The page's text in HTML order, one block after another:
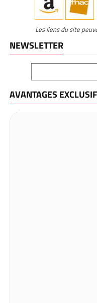
Les liens du site
NEWSLETTER
AVANTAGES